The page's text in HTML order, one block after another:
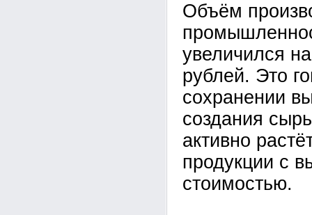
Объём
увеличился
рублей. Это
сохранении
создания
активно
продукции с
стоимостью.